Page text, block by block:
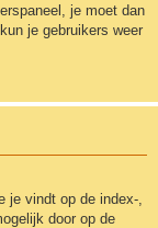
je moet dan
je gebruikers weer
je vindt op de index-,
door op de